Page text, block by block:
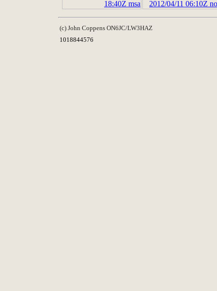
(c) John Coppens ON6JC/LW3HAZ
1018844576